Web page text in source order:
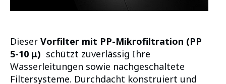
Dieser Vorfilter mit PP-Mikrofiltration (PP
5-10 μ) schützt zuverlässig Ihre
Wasserleitungen sowie nachgeschaltete
Filtersysteme. Durchdacht konstruiert und